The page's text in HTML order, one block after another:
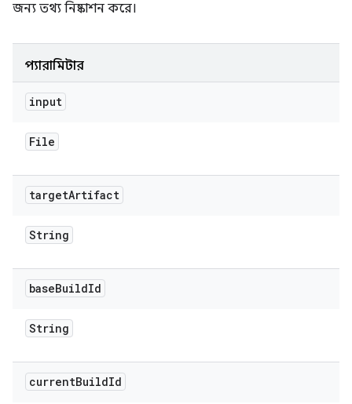
জন্য তথ্য নিষ্কাশন করে।
প্যারামিটার
input
File
targetArtifact
String
baseBuildId
String
currentBuildId